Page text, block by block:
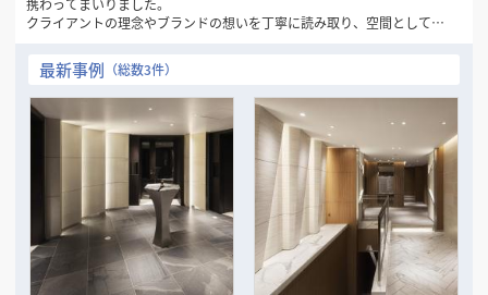
クライアントの理念やブランドの想いを丁寧に読み取り、空間として表
がらも、他にはないアイデアとデザインの力で、価値ある空間の実現を
目指してきました。
また、企画から竣工まで一貫して一人の担当者が対応する体制を大切に
しており、意図のぶれない進行や安心感にもご好評をいただいていま
デザインの力で空間の魅力や機能を高めたいとお考えの方と、ご一緒で
きる機会を心より楽しみにしております。
最新事例 （総数3件）